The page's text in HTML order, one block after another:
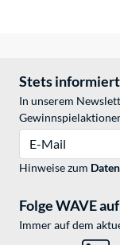
Stets informiert
In unserem
Hinweise zum
Folge WAVE
Immer auf dem